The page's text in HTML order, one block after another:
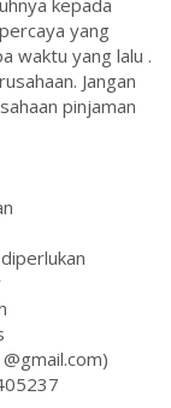
kepada
yang
waktu yang lalu .
Jangan
pinjaman